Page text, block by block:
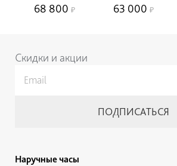
68 800 63 000
Скидки и акции
Наручные часы